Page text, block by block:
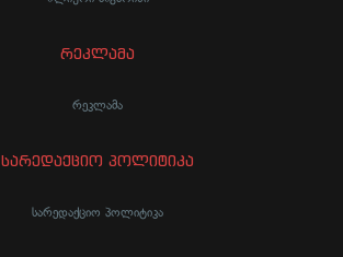
რეკლამა
რეკლამა
სარედაქციო პოლიტიკა
სარედაქციო პოლიტიკა